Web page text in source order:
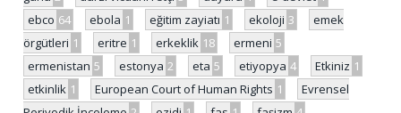
ebco 64 ebola 1 eğitim zayiatı 1 ekoloji 3
emek
örgütleri 1 eritre 1 erkeklik 18 ermeni 5
ermenistan 5 estonya 2 eta 5 etiyopya 4 Etkiniz 1
etkinlik 1 European Court of Human Rights 1
Evrensel